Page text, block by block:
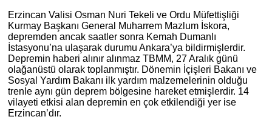
Erzincan Valisi Osman Nuri Tekeli ve Ordu Müfettişliği
Kurmay Başkanı General Muharrem Mazlum İskora,
depremden ancak saatler sonra Kemah Dumanlı
İstasyonu’na ulaşarak durumu Ankara’ya bildirmişlerdir.
Depremin haberi alınır alınmaz TBMM, 27 Aralık günü
olağanüstü olarak toplanmıştır. Dönemin İçişleri Bakanı ve
Sosyal Yardım Bakanı ilk yardım malzemelerinin olduğu
trenle aynı gün deprem bölgesine hareket etmişlerdir. 14
vilayeti etkisi alan depremin en çok etkilendiği yer ise
Erzincan’dır.